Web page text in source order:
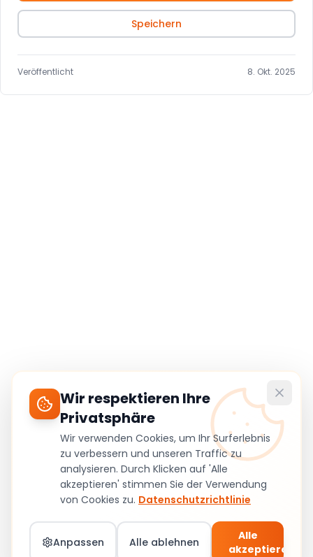
Speichern
Veröffentlicht 8. Okt. 2025
Wir respektieren Ihre
Privatsphäre
Wir verwenden Cookies, um Ihr Surferlebnis
zu verbessern und unseren Traffic zu
analysieren. Durch Klicken auf 'Alle
akzeptieren' stimmen Sie der Verwendung
von Cookies zu. Datenschutzrichtlinie
Anpassen Alle ablehnen
Alle
akzeptieren